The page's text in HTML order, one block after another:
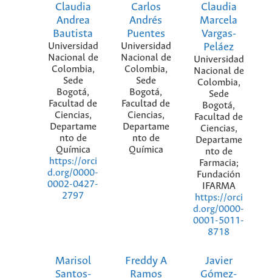
Claudia
Andrea
Bautista
Universidad
Nacional de
Colombia,
Sede
Bogotá,
Facultad de
Ciencias,
Departame
nto de
Química
https://orci
d.org/0000-
0002-0427-
2797
Carlos
Andrés
Puentes
Universidad
Nacional de
Colombia,
Sede
Bogotá,
Facultad de
Ciencias,
Departame
nto de
Química
Claudia
Marcela
Vargas-
Peláez
Universidad
Nacional de
Colombia,
Sede
Bogotá,
Facultad de
Ciencias,
Departame
nto de
Farmacia;
Fundación
IFARMA
https://orci
d.org/0000-
0001-5011-
8718
Marisol
Santos-
Freddy A
Ramos
Javier
Gómez-